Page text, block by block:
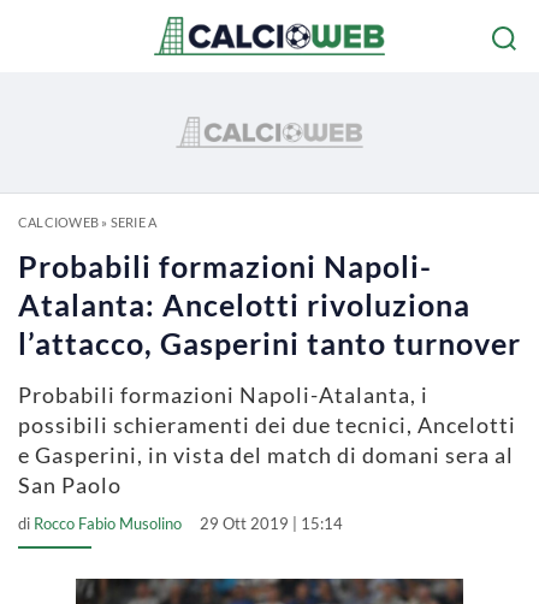
CALCIOWEB» SERIE A
Probabili formazioni Napoli-
Atalanta: Ancelotti rivoluziona
l’attacco, Gasperini tanto turnover
Probabili formazioni Napoli-Atalanta, i
possibili schieramenti dei due tecnici, Ancelotti
e Gasperini, in vista del match di domani sera al
San Paolo
di Rocco Fabio Musolino 29 Ott 2019 | 15:14